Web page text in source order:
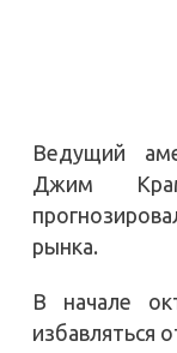
Ведущий
Джим
рынка.
В начале
избавляться